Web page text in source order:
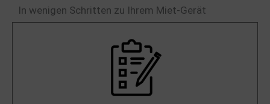
In wenigen Schritten zu Ihrem Miet-Gerät​